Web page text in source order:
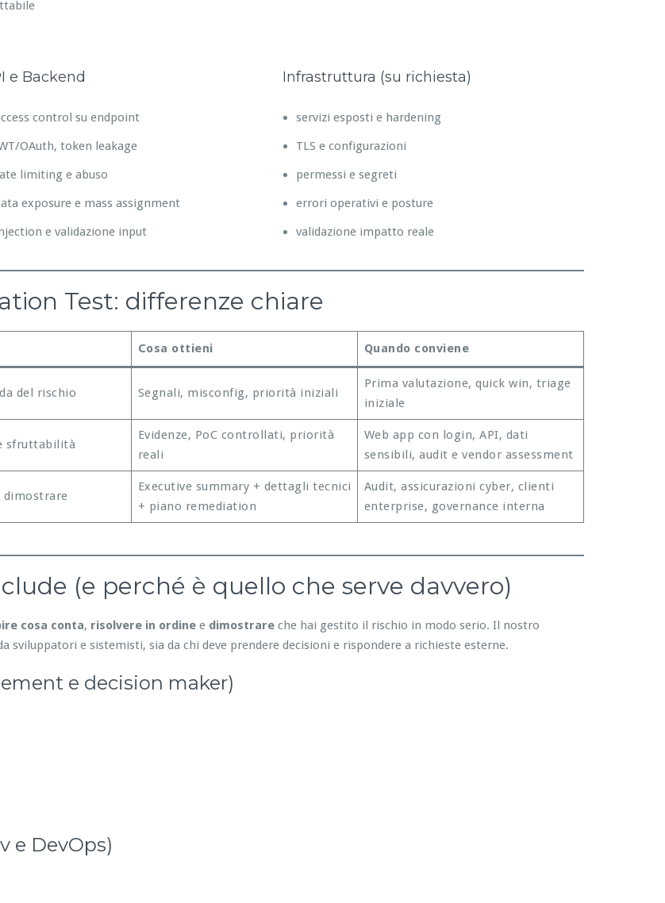
e Backend
control su endpoint
OAuth, token leakage
limiting e abuso
exposure e mass assignment
e validazione input
Infrastruttura (su richiesta)
servizi esposti e hardening
TLS e configurazioni
permessi e segreti
errori operativi e posture
validazione impatto reale
Test: differenze chiare
Cosa ottieni Quando conviene
del rischio Segnali, misconfig, priorità iniziali
Prima valutazione, quick win, triage
iniziale
sfruttabilità
Evidenze, PoC controllati, priorità
reali
Web app con login, API, dati
sensibili, audit e vendor assessment
dimostrare
Executive summary + dettagli tecnici
+ piano remediation
Audit, assicurazioni cyber, clienti
enterprise, governance interna
(e perché è quello che serve davvero)
cosa conta, risolvere in ordine e dimostrare che hai gestito il rischio in modo serio. Il nostro
sviluppatori e sistemisti, sia da chi deve prendere decisioni e rispondere a richieste esterne.
e decision maker)
e DevOps)